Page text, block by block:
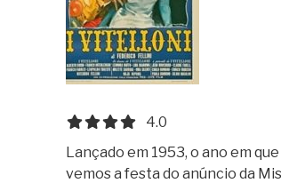
4.0 out of 5.0 stars
4.0
Lançado em 1953, o ano em
vemos a festa do anúncio da